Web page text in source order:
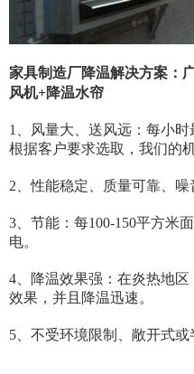
家具制造厂降温解决方案：
风机+降温水帘
1、风量大、送风远：每小时
根据客户要求选取，我们的
2、性能稳定、质量可靠、噪
3、节能：每100-150平方米
电。
4、降温效果强：在炎热地
效果，并且降温迅速。
5、不受环境限制、敞开式或